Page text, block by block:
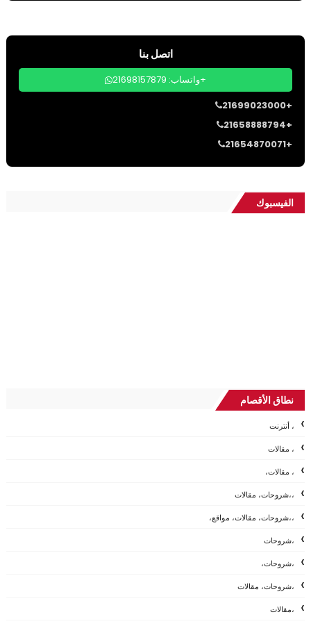
اتصل بنا
واتساب: 21698157879+
21699023000+
21658888794+
21654870071+
الفيسبوك
نطاق الأقصام
، أنترنت
، مقالات
، مقالات،
،،شروحات، مقالات
،،شروحات، مقالات، مواقع،
،شروحات
،شروحات،
،شروحات، مقالات
،مقالات